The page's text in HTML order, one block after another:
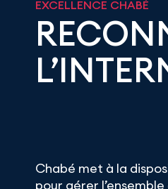
EXCELLENCE CHABÉ
Chabé met à la
pour gérer